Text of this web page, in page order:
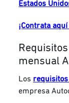
Estados
¡Contrata
mensual
Los
empresa